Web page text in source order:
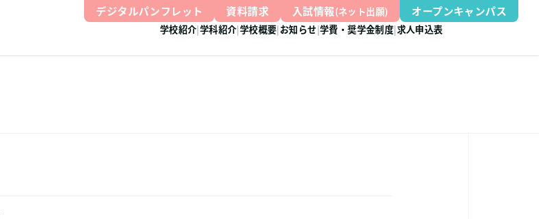
デジタルパンフレット 資料請求 入試情報(ネット出願) オープンキャンパス
学校紹介 学科紹介 学校概要 お知らせ 学費・奨学金制度 求人申込表